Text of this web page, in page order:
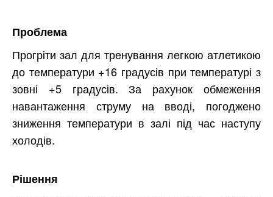
Проблема
Прогріти зал для тренування легкою атлетикою
до температури +16 градусів при температурі з
зовні +5 градусів. За рахунок обмеження
навантаження струму на вводі, погоджено
зниження температури в залі під час наступу
холодів.
Рішення